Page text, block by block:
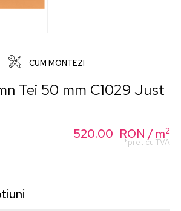
CUM MONTEZI
Tei 50 mm C1029 Just
520.00 RON / m2
*pret cu TVA